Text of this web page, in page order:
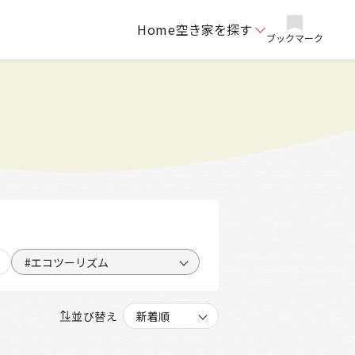
Home空き家を探す ブックマーク
#エコツーリズム
並び替え